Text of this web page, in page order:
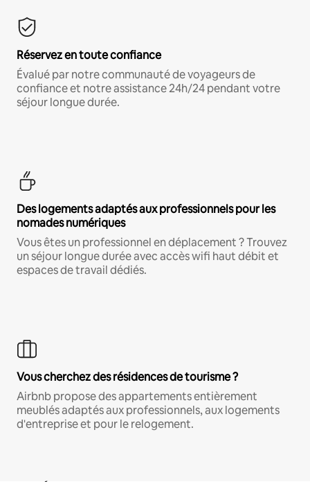
Réservez en toute confiance
Évalué par notre communauté de voyageurs de
confiance et notre assistance 24h/24 pendant votre
séjour longue durée.
Des logements adaptés aux professionnels pour les
nomades numériques
Vous êtes un professionnel en déplacement ? Trouvez
un séjour longue durée avec accès wifi haut débit et
espaces de travail dédiés.
Vous cherchez des résidences de tourisme ?
Airbnb propose des appartements entièrement
meublés adaptés aux professionnels, aux logements
d'entreprise et pour le relogement.